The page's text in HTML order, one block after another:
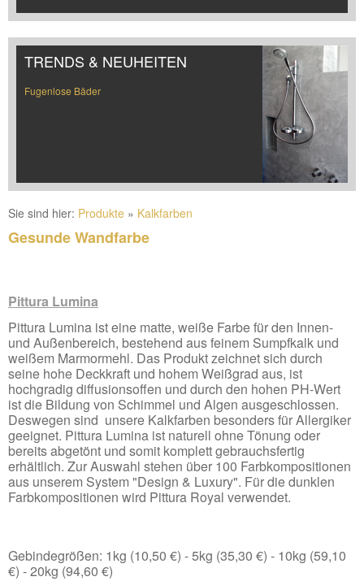
TRENDS & NEUHEITEN
Fugenlose Bäder
Sie sind hier: Produkte » Kalkfarben
Gesunde Wandfarbe
Pittura Lumina
Pittura Lumina ist eine matte, weiße Farbe für den Innen-
und Außenbereich, bestehend aus feinem Sumpfkalk und
weißem Marmormehl. Das Produkt zeichnet sich durch
seine hohe Deckkraft und hohem Weißgrad aus, ist
hochgradig diffusionsoffen und durch den hohen PH-Wert
ist die Bildung von Schimmel und Algen ausgeschlossen.
Deswegen sind unsere Kalkfarben besonders für Allergiker
geeignet. Pittura Lumina ist naturell ohne Tönung oder
bereits abgetönt und somit komplett gebrauchsfertig
erhältlich. Zur Auswahl stehen über 100 Farbkompositionen
aus unserem System "Design & Luxury". Für die dunklen
Farbkompositionen wird Pittura Royal verwendet.
Gebindegrößen: 1kg (10,50 €) - 5kg (35,30 €) - 10kg (59,10
€) - 20kg (94,60 €)